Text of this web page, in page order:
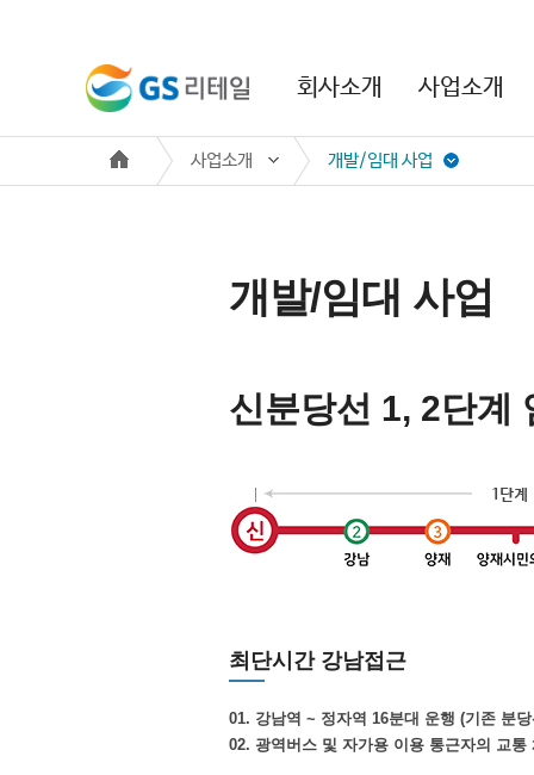
회사소개 사업소개
사업소개 개발/임대 사업
개발/임대 사업
신분당선 1, 2단계
최단시간 강남접근
01. 강남역 ~ 정자역 16분대 운행 (기존 분
02. 광역버스 및 자가용 이용 통근자의 교통